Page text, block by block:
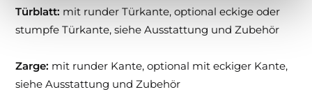
Türblatt: mit runder Türkante, optional eckige oder
stumpfe Türkante, siehe Ausstattung und Zubehör
Zarge: mit runder Kante, optional mit eckiger Kante,
siehe Ausstattung und Zubehör